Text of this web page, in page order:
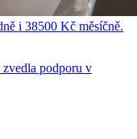
i 38500 Kč měsíčně.
zvedla podporu v